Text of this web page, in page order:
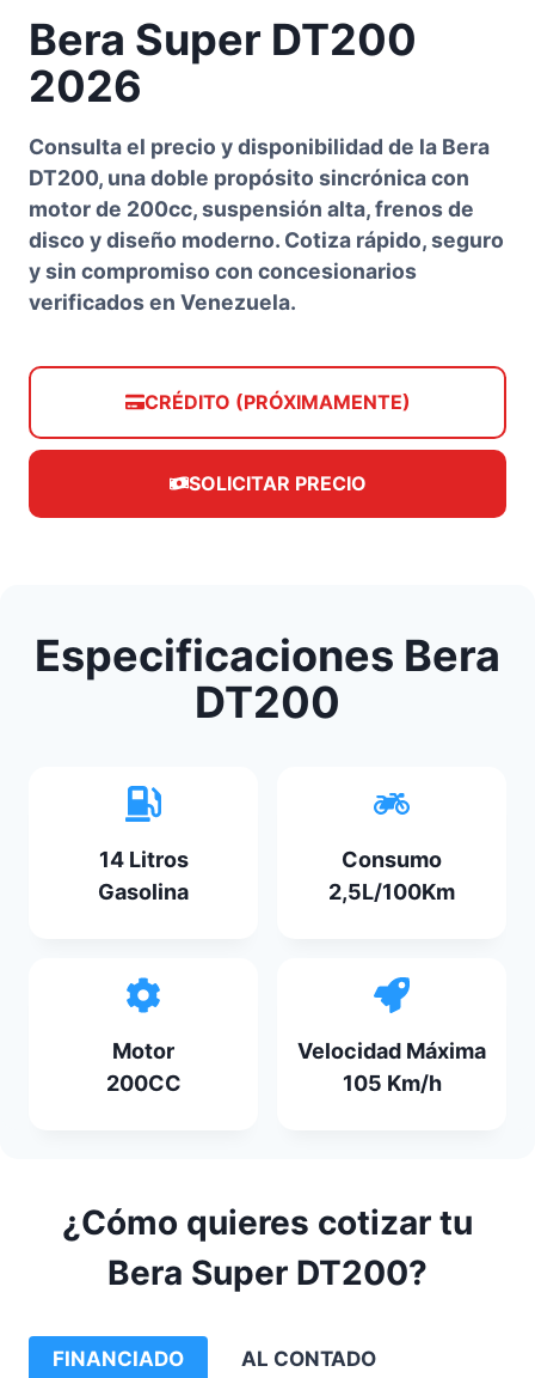
Bera Super DT200
2026
Consulta el precio y disponibilidad de la Bera
DT200, una doble propósito sincrónica con
motor de 200cc, suspensión alta, frenos de
disco y diseño moderno. Cotiza rápido, seguro
y sin compromiso con concesionarios
verificados en Venezuela.
CRÉDITO (PRÓXIMAMENTE)
SOLICITAR PRECIO
Especificaciones Bera
DT200
14 Litros
Gasolina
Consumo
2,5L/100Km
Motor
200CC
Velocidad Máxima
105 Km/h
¿Cómo quieres cotizar tu
Bera Super DT200?
FINANCIADO AL CONTADO